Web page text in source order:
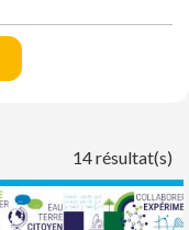
14 résultat(s)